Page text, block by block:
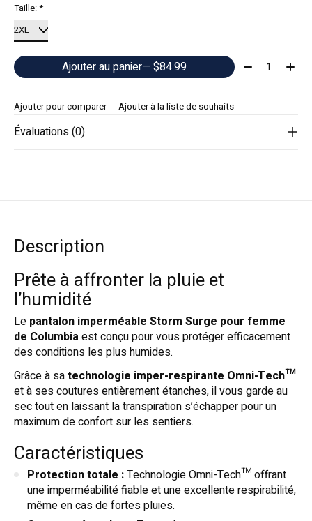
Taille:*
Ajouter au panier — $84.99 Quantité:
Ajouter pour comparer Ajouter à la liste de souhaits
Évaluations (0)
Description
Prête à affronter la pluie et
l’humidité
Le pantalon imperméable Storm Surge pour femme
de Columbiaest conçu pour vous protéger efficacement
des conditions les plus humides.
Grâce à satechnologie imper-respirante Omni-Tech™
et à ses coutures entièrement étanches, il vous garde au
sec tout en laissant la transpiration s’échapper pour un
maximum de confort sur les sentiers.
Caractéristiques
Protection totale :Technologie Omni-Tech™ offrant
une imperméabilité fiable et une excellente respirabilité,
même en cas de fortes pluies.